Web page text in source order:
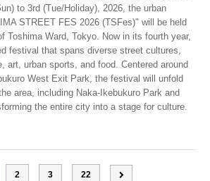
to 3rd (Tue/Holiday), 2026, the urban
STREET FES 2026 (TSFes)" will be held
Toshima Ward, Tokyo. Now in its fourth year,
festival that spans diverse street cultures,
art, urban sports, and food. Centered around
West Exit Park, the festival will unfold
area, including Naka-Ikebukuro Park and
the entire city into a stage for culture.
2 3 22